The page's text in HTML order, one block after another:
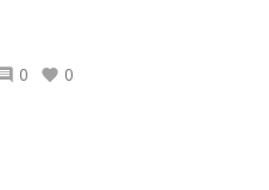
0 0